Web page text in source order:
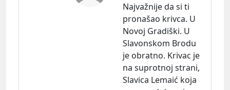
Najvažnije da si ti
pronašao krivca. U
Novoj Gradiški. U
Slavonskom Brodu
je obratno. Krivac je
na suprotnoj strani,
Slavica Lemaić koja